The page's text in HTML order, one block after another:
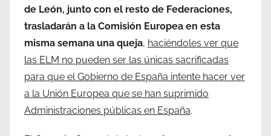
de León, junto con el resto de Federaciones,
trasladarán a la Comisión Europea en esta
misma semana una queja, haciéndoles ver que
las ELM no pueden ser las únicas sacrificadas
para que el Gobierno de España intente hacer ver
a la Unión Europea que se han suprimido
Administraciones públicas en España.